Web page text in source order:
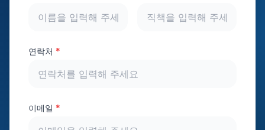
연락처 *
이메일 *